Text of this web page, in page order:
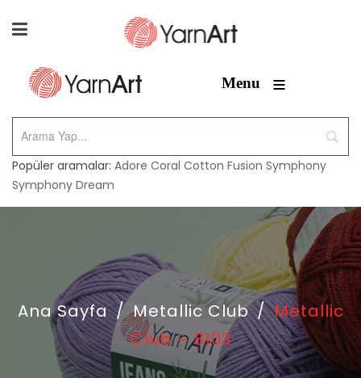
Menu ≡
Popüler aramalar: Adore Coral Cotton Fusion Symphony
Symphony Dream
Ana Sayfa / Metallic Club / Metallic
Club – 8103